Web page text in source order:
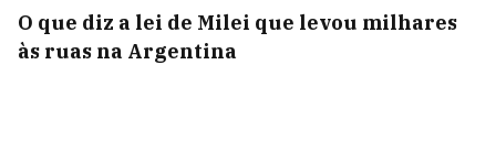
O que diz a lei de Milei que levou milhares
às ruas na Argentina